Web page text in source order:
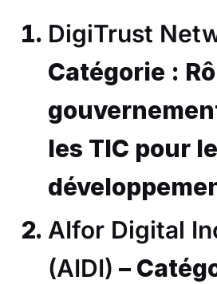
DigiTrust
Catégorie :
les TIC pour le
AIfor Digital
(AIDI) –